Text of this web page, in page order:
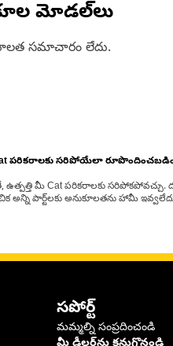
మోడల్‌లు
సమాచారం లేదు.
పరికరాలకు సరిపోయేలా
మీ Cat పరికరాలకు సరిపోకపోవచ్చు.
అన్ని పార్ట్‌లకు అనుకూలతను హామీ
సపోర్ట్
మమ్మల్ని సంప్రదించండి